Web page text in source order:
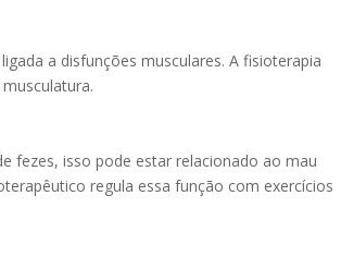
a disfunções musculares. A fisioterapia
fezes, isso pode estar relacionado ao mau
regula essa função com exercícios